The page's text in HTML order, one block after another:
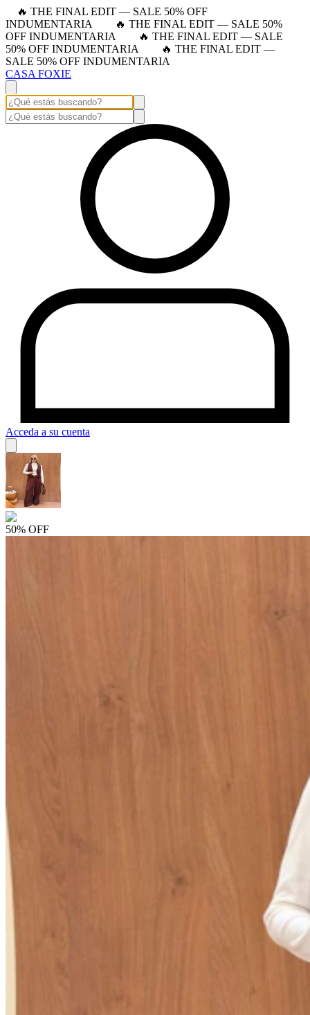
🔥 THE FINAL EDIT — SALE 50% OFF
INDUMENTARIA
🔥 THE FINAL EDIT — SALE 50%
OFF INDUMENTARIA
🔥 THE FINAL EDIT — SALE
50% OFF INDUMENTARIA
🔥 THE FINAL EDIT —
SALE 50% OFF INDUMENTARIA
CASA FOXIE
Acceda a su cuenta
50% OFF